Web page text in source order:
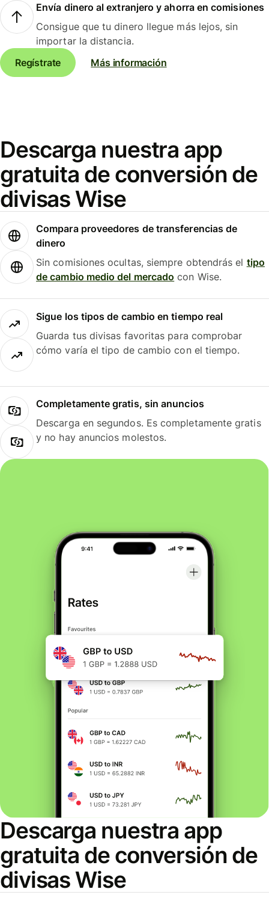
Envía dinero al extranjero y ahorra en comisiones
Consigue que tu dinero llegue más lejos, sin
importar la distancia.
Regístrate
Más información
Descarga nuestra app
gratuita de conversión de
divisas Wise
Compara proveedores de transferencias de
dinero
Sin comisiones ocultas, siempre obtendrás el tipo
de cambio medio del mercado con Wise.
Sigue los tipos de cambio en tiempo real
Guarda tus divisas favoritas para comprobar
cómo varía el tipo de cambio con el tiempo.
Completamente gratis, sin anuncios
Descarga en segundos. Es completamente gratis
y no hay anuncios molestos.
Descarga nuestra app
gratuita de conversión de
divisas Wise